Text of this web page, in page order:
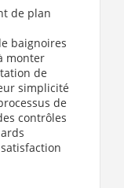
de plan
baignoires
monter
de
simplicité
de
contrôles